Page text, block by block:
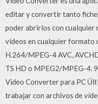
editar y convertir tanto
poder abrirlos con cualquier
vídeos en cualquier formato
H.264/MPEG-4 AVC,
TS HD o MPEG2/MPEG-4.
Video Converter para PC
trabajar con archivos de